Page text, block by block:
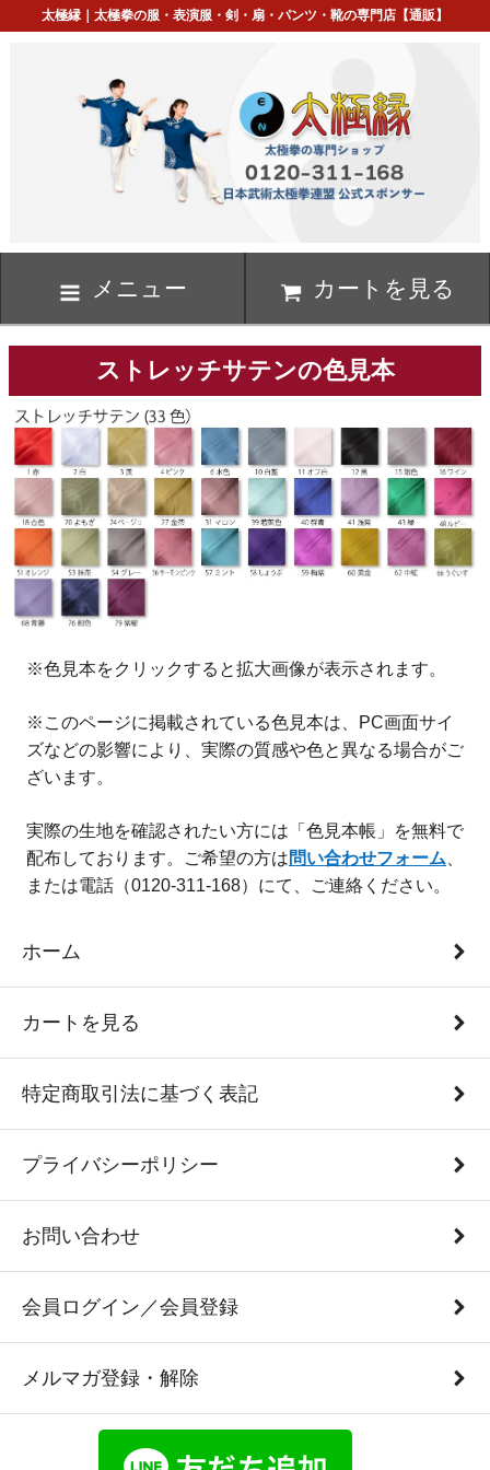
太極縁｜太極拳の服・表演服・剣・扇・パンツ・靴の専門店【通販】
メニュー カートを見る
ストレッチサテンの色見本
※色見本をクリックすると拡大画像が表示されます。
※このページに掲載されている色見本は、PC画面サイ
ズなどの影響により、実際の質感や色と異なる場合がご
ざいます。
実際の生地を確認されたい方には「色見本帳」を無料で
配布しております。ご希望の方は問い合わせフォーム
または電話（0120-311-168）にて、ご連絡ください。
ホーム
カートを見る
特定商取引法に基づく表記
プライバシーポリシー
お問い合わせ
会員ログイン／会員登録
メルマガ登録・解除